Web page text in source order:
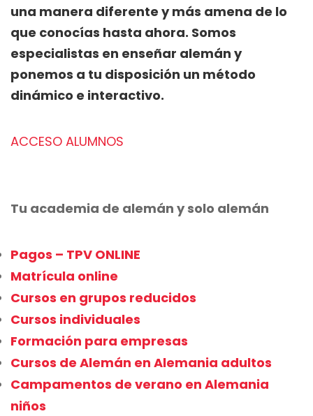
una manera diferente y más amena de lo
que conocías hasta ahora. Somos
especialistas en enseñar alemán y
ponemos a tu disposición un método
dinámico e interactivo.
ACCESO ALUMNOS
Tu academia de alemán y solo alemán
Pagos – TPV ONLINE
Matrícula online
Cursos en grupos reducidos
Cursos individuales
Formación para empresas
Cursos de Alemán en Alemania adultos
Campamentos de verano en Alemania
niños